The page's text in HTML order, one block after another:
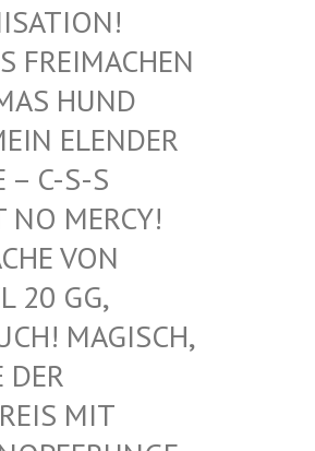
T
–
HUND E
ELENDER S
C-S-S E
MERCY! I
VON A
GG, G
MAGISCH, W
L
MIT M